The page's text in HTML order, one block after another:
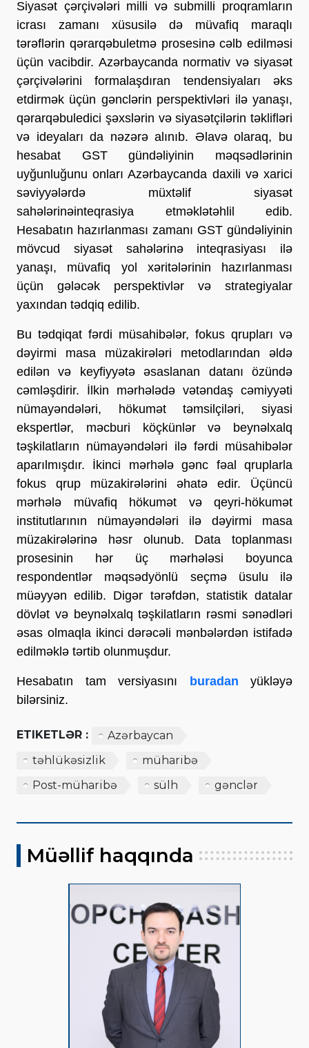
Siyasət çərçivələri milli və submilli proqramların
icrası zamanı xüsusilə də müvafiq maraqlı
tərəflərin qərarqəbuletmə prosesinə cəlb edilməsi
üçün vacibdir. Azərbaycanda normativ və siyasət
çərçivələrini formalaşdıran tendensiyaları əks
etdirmək üçün gənclərin perspektivləri ilə yanaşı,
qərarqəbuledici şəxslərin və siyasətçilərin təklifləri
və ideyaları da nəzərə alınıb. Əlavə olaraq, bu
hesabat GST gündəliyinin məqsədlərinin
uyğunluğunu onları Azərbaycanda daxili və xarici
səviyyələrdə müxtəlif siyasət
sahələrinəinteqrasiya etməklətəhlil edib.
Hesabatın hazırlanması zamanı GST gündəliyinin
mövcud siyasət sahələrinə inteqrasiyası ilə
yanaşı, müvafiq yol xəritələrinin hazırlanması
üçün gələcək perspektivlər və strategiyalar
yaxından tədqiq edilib.
Bu tədqiqat fərdi müsahibələr, fokus qrupları və
dəyirmi masa müzakirələri metodlarından əldə
edilən və keyfiyyətə əsaslanan datanı özündə
cəmləşdirir. İlkin mərhələdə vətəndaş cəmiyyəti
nümayəndələri, hökumət təmsilçiləri, siyasi
ekspertlər, məcburi köçkünlər və beynəlxalq
təşkilatların nümayəndələri ilə fərdi müsahibələr
aparılmışdır. İkinci mərhələ gənc fəal qruplarla
fokus qrup müzakirələrini əhatə edir. Üçüncü
mərhələ müvafiq hökumət və qeyri-hökumət
institutlarının nümayəndələri ilə dəyirmi masa
müzakirələrinə həsr olunub. Data toplanması
prosesinin hər üç mərhələsi boyunca
respondentlər məqsədyönlü seçmə üsulu ilə
müəyyən edilib. Digər tərəfdən, statistik datalar
dövlət və beynəlxalq təşkilatların rəsmi sənədləri
əsas olmaqla ikinci dərəcəli mənbələrdən istifadə
edilməklə tərtib olunmuşdur.
Hesabatın tam versiyasını buradan yükləyə
bilərsiniz.
ETIKETLƏR :
Azərbaycan
təhlükəsizlik
müharibə
Post-müharibə
sülh gənclər
Müəllif haqqında